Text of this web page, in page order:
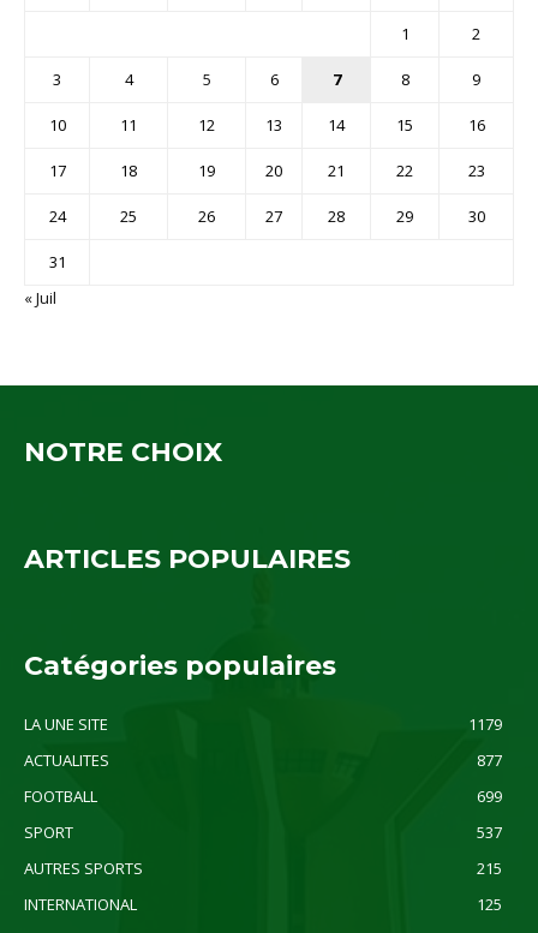
1 2
3 4 5 6 7 8 9
10 11 12 13 14 15 16
17 18 19 20 21 22 23
24 25 26 27 28 29 30
31
« Juil
NOTRE CHOIX
ARTICLES POPULAIRES
Catégories populaires
LA UNE SITE
1179
ACTUALITES
877
FOOTBALL
699
SPORT
537
AUTRES SPORTS
215
INTERNATIONAL
125